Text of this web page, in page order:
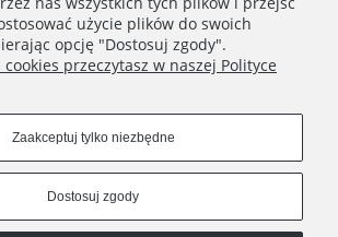
użycie plików do swoich
opcję "Dostosuj zgody".
przeczytasz w naszej Polityce
Zaakceptuj tylko niezbędne
Dostosuj zgody